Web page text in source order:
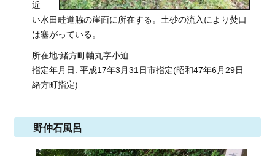
近
い水田畦道脇の崖面に所在する。土砂の流入により焚口
は塞がっている。
所在地:緒方町軸丸字小迫
指定年月日: 平成17年3月31日市指定(昭和47年6月29日
緒方町指定)
野仲石風呂